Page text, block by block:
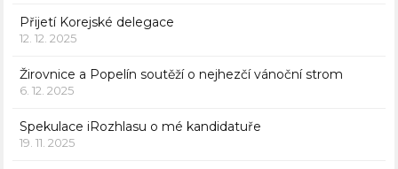
Přijetí Korejské delegace
12. 12. 2025
Žirovnice a Popelín soutěží o nejhezčí vánoční strom
6. 12. 2025
Spekulace iRozhlasu o mé kandidatuře
19. 11. 2025